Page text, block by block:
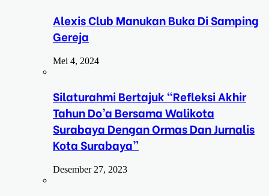
Alexis Club Manukan Buka Di Samping
Gereja
Mei 4, 2024
Silaturahmi Bertajuk “Refleksi Akhir
Tahun Do’a Bersama Walikota
Surabaya Dengan Ormas Dan Jurnalis
Kota Surabaya”
Desember 27, 2023